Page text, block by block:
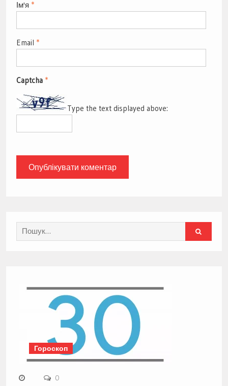
Ім'я *
Email *
Captcha *
Type the text displayed above:
Search
for:
Гороскоп
0